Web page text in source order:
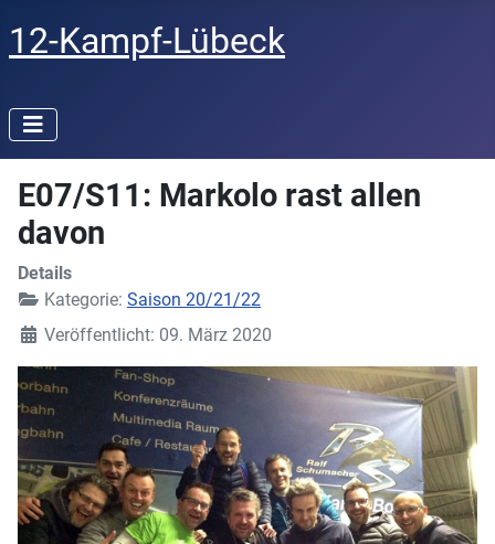
12-Kampf-Lübeck
E07/S11: Markolo rast allen
davon
Details
Kategorie: Saison 20/21/22
Veröffentlicht: 09. März 2020